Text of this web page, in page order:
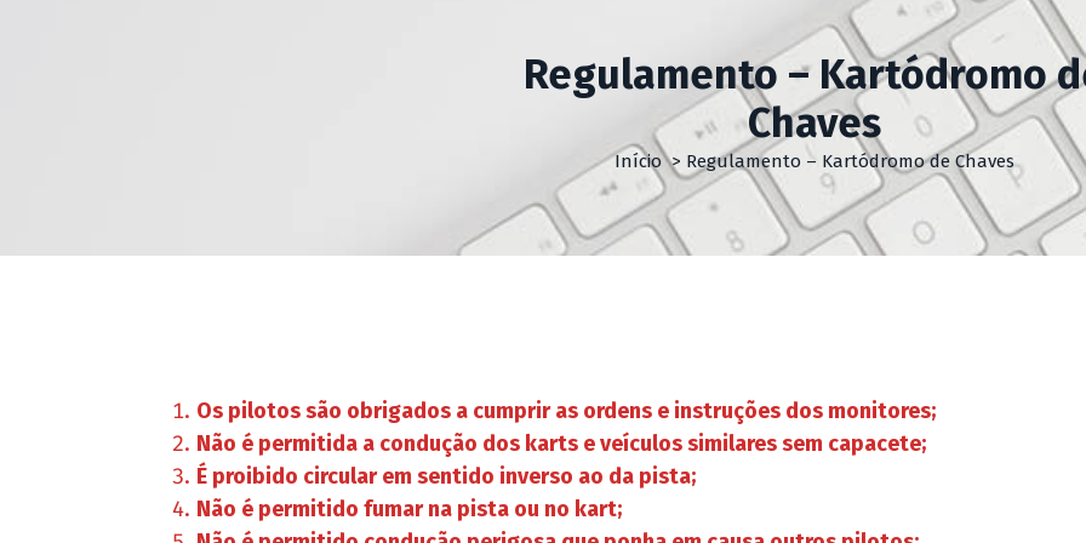
Regulamento – Kartódromo
Chaves
Início> Regulamento – Kartódromo de Chaves
Os pilotos são obrigados a cumprir as ordens e instruções dos monitores;
Não é permitida a condução dos karts e veículos similares sem capacete;
É proibido circular em sentido inverso ao da pista;
Não é permitido fumar na pista ou no kart;